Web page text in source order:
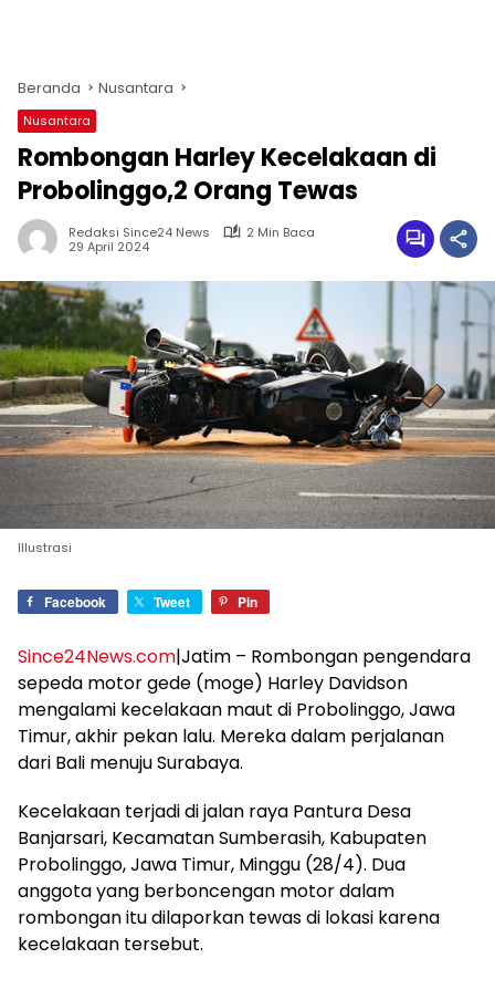
Beranda Nusantara
Nusantara
Rombongan Harley Kecelakaan di
Probolinggo,2 Orang Tewas
Redaksi Since24 News
2 Min Baca
29 April 2024
Illustrasi
Facebook Tweet Pin
Since24News.com|Jatim – Rombongan pengendara
sepeda motor gede (moge) Harley Davidson
mengalami kecelakaan maut di Probolinggo, Jawa
Timur, akhir pekan lalu. Mereka dalam perjalanan
dari Bali menuju Surabaya.
Kecelakaan terjadi di jalan raya Pantura Desa
Banjarsari, Kecamatan Sumberasih, Kabupaten
Probolinggo, Jawa Timur, Minggu (28/4). Dua
anggota yang berboncengan motor dalam
rombongan itu dilaporkan tewas di lokasi karena
kecelakaan tersebut.